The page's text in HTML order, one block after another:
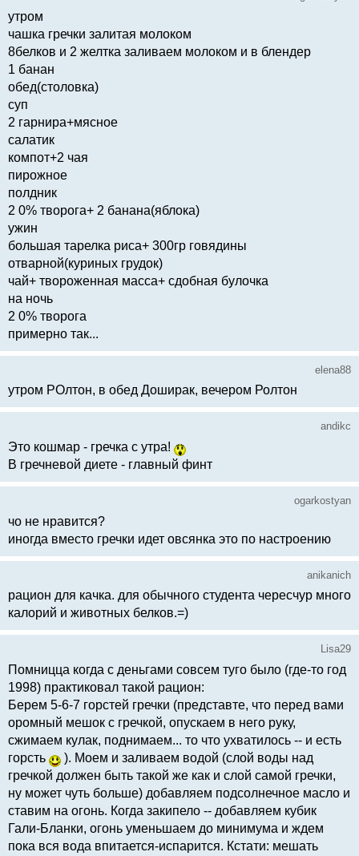
утром
чашка гречки залитая молоком
8белков и 2 желтка заливаем молоком и в блендер
1 банан
обед(столовка)
суп
2 гарнира+мясное
салатик
компот+2 чая
пирожное
полдник
2 0% творога+ 2 банана(яблока)
ужин
большая тарелка риса+ 300гр говядины
отварной(куриных грудок)
чай+ твороженная масса+ сдобная булочка
на ночь
2 0% творога
примерно так...
elena88
утром РОлтон, в обед Доширак, вечером Ролтон
andikc
Это кошмар - гречка с утра!
В гречневой диете - главный финт
ogarkostyan
чо не нравится?
иногда вместо гречки идет овсянка это по настроению
anikanich
рацион для качка. для обычного студента чересчур много
калорий и животных белков.=)
Lisa29
Помницца когда с деньгами совсем туго было (где-то год
1998) практиковал такой рацион:
Берем 5-6-7 горстей гречки (представте, что перед вами
оромный мешок с гречкой, опускаем в него руку,
сжимаем кулак, поднимаем... то что ухватилось -- и есть
горсть
). Моем и заливаем водой (слой воды над
гречкой должен быть такой же как и слой самой гречки,
ну может чуть больше) добавляем подсолнечное масло и
ставим на огонь. Когда закипело -- добавляем кубик
Гали-Бланки, огонь уменьшаем до минимума и ждем
пока вся вода впитается-испарится. Кстати: мешать